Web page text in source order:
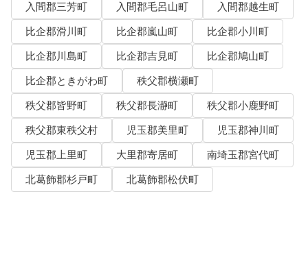
入間郡三芳町
入間郡毛呂山町
入間郡越生町
比企郡滑川町
比企郡嵐山町
比企郡小川町
比企郡川島町
比企郡吉見町
比企郡鳩山町
比企郡ときがわ町
秩父郡横瀬町
秩父郡皆野町
秩父郡長瀞町
秩父郡小鹿野町
秩父郡東秩父村
児玉郡美里町
児玉郡神川町
児玉郡上里町
大里郡寄居町
南埼玉郡宮代町
北葛飾郡杉戸町
北葛飾郡松伏町